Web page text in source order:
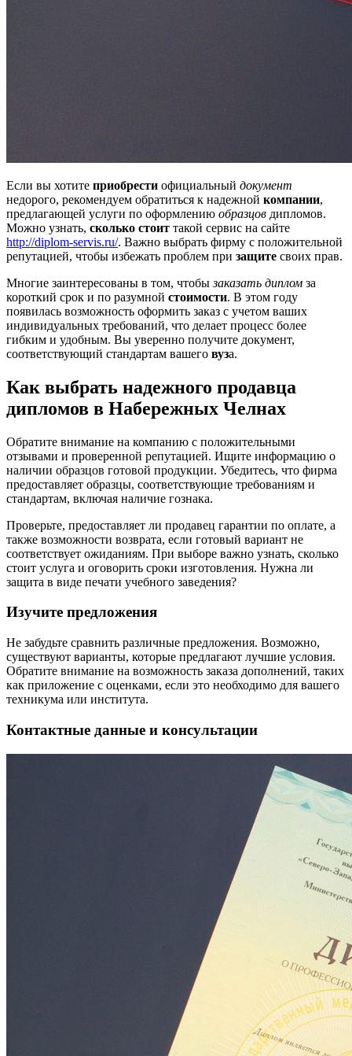
Если вы хотите приобрести официальный документ
недорого, рекомендуем обратиться к надежной компании,
предлагающей услуги по оформлению образцов дипломов.
Можно узнать, сколько стоит такой сервис на сайте
http://diplom-servis.ru/. Важно выбрать фирму с положительной
репутацией, чтобы избежать проблем при защите своих прав.
Многие заинтересованы в том, чтобызаказать диплом за
короткий срок и по разумной стоимости. В этом году
появилась возможность оформить заказ с учетом ваших
индивидуальных требований, что делает процесс более
гибким и удобным. Вы уверенно получите документ,
соответствующий стандартам вашего вуза.
Как выбрать надежного продавца
дипломов в Набережных Челнах
Обратите внимание на компанию с положительными
отзывами и проверенной репутацией. Ищите информацию о
наличии образцов готовой продукции. Убедитесь, что фирма
предоставляет образцы, соответствующие требованиям и
стандартам, включая наличие гознака.
Проверьте, предоставляет ли продавец гарантии по оплате, а
также возможности возврата, если готовый вариант не
соответствует ожиданиям. При выборе важно узнать, сколько
стоит услуга и оговорить сроки изготовления. Нужна ли
защита в виде печати учебного заведения?
Изучите предложения
Не забудьте сравнить различные предложения. Возможно,
существуют варианты, которые предлагают лучшие условия.
Обратите внимание на возможность заказа дополнений, таких
как приложение с оценками, если это необходимо для вашего
техникума или института.
Контактные данные и консультации